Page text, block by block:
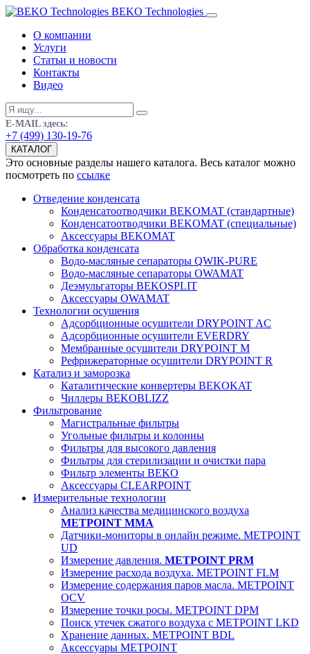
BEKO Technologies
О компании
Услуги
Статьи и новости
Контакты
Видео
E-MAIL здесь:
+7 (499) 130-19-76
КАТАЛОГ
Это основные разделы нашего каталога. Весь каталог можно
посмотреть по ссылке
Отведение конденсата
Конденсатоотводчики BEKOMAT (стандартные)
Конденсатоотводчики BEKOMAT (специальные)
Аксессуары BEKOMAT
Обработка конденсата
Водо-масляные сепараторы QWIK-PURE
Водо-масляные сепараторы OWAMAT
Деэмульгаторы BEKOSPLIT
Аксессуары OWAMAT
Технологии осушения
Адсорбционные осушители DRYPOINT AC
Адсорбционные осушители EVERDRY
Мембранные осушители DRYPOINT M
Рефрижераторные осушители DRYPOINT R
Катализ и заморозка
Каталитические конвертеры BEKOKAT
Чиллеры BEKOBLIZZ
Фильтрование
Магистральные фильтры
Угольные фильтры и колонны
Фильтры для высокого давления
Фильтры для стерилизации и очистки пара
Фильтр элементы BEKO
Аксессуары CLEARPOINT
Измерительные технологии
Анализ качества медицинского воздуха
METPOINT MMA
Датчики-мониторы в онлайн режиме. METPOINT
UD
Измерение давления. METPOINT PRM
Измерение расхода воздуха. METPOINT FLM
Измерение содержания паров масла. METPOINT
OCV
Измерение точки росы. METPOINT DPM
Поиск утечек сжатого воздуха с METPOINT LKD
Хранение данных. METPOINT BDL
Аксессуары METPOINT